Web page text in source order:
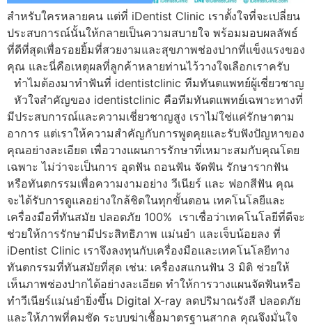
สำหรับใครหลายคน แต่ที่ iDentist Clinic เราตั้งใจที่จะเปลี่ยน
ประสบการณ์นั้นให้กลายเป็นความสบายใจ พร้อมมอบผลลัพธ์
ที่ดีที่สุดเพื่อรอยยิ้มที่สวยงามและสุขภาพช่องปากที่แข็งแรงของ
คุณ และนี่คือเหตุผลที่ลูกค้าหลายท่านไว้วางใจเลือกเราครับ
ทำไมต้องมาทำฟันที่ identistclinic ทีมทันตแพทย์ผู้เชี่ยวชาญ
หัวใจสำคัญของ identistclinic คือทีมทันตแพทย์เฉพาะทางที่
มีประสบการณ์และความเชี่ยวชาญสูง เราไม่ใช่แค่รักษาตาม
อาการ แต่เราให้ความสำคัญกับการพูดคุยและรับฟังปัญหาของ
คุณอย่างละเอียด เพื่อวางแผนการรักษาที่เหมาะสมกับคุณโดย
เฉพาะ ไม่ว่าจะเป็นการ อุดฟัน ถอนฟัน จัดฟัน รักษารากฟัน
หรือทันตกรรมเพื่อความงามอย่าง วีเนียร์ และ ฟอกสีฟัน คุณ
จะได้รับการดูแลอย่างใกล้ชิดในทุกขั้นตอน เทคโนโลยีและ
เครื่องมือที่ทันสมัย ปลอดภัย 100% เราเชื่อว่าเทคโนโลยีที่ดีจะ
ช่วยให้การรักษามีประสิทธิภาพ แม่นยำ และเจ็บน้อยลง ที่
iDentist Clinic เราจึงลงทุนกับเครื่องมือและเทคโนโลยีทาง
ทันตกรรมที่ทันสมัยที่สุด เช่น: เครื่องสแกนฟัน 3 มิติ ช่วยให้
เห็นภาพช่องปากได้อย่างละเอียด ทำให้การวางแผนจัดฟันหรือ
ทำวีเนียร์แม่นยำยิ่งขึ้น Digital X-ray ลดปริมาณรังสี ปลอดภัย
และให้ภาพที่คมชัด ระบบฆ่าเชื้อมาตรฐานสากล คุณจึงมั่นใจ